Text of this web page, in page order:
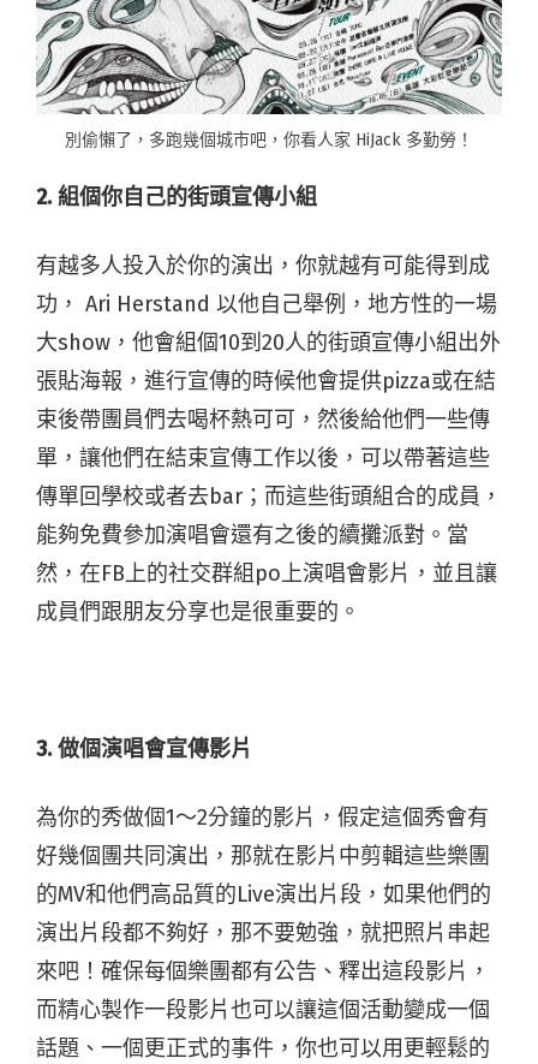
別偷懶了，多跑幾個城市吧，你看人家 HiJack 多勤勞！
2. 組個你自己的街頭宣傳小組
有越多人投入於你的演出，你就越有可能得到成
功， Ari Herstand 以他自己舉例，地方性的一場
大show，他會組個10到20人的街頭宣傳小組出外
張貼海報，進行宣傳的時候他會提供pizza或在結
束後帶團員們去喝杯熱可可，然後給他們一些傳
單，讓他們在結束宣傳工作以後，可以帶著這些
傳單回學校或者去bar；而這些街頭組合的成員，
能夠免費參加演唱會還有之後的續攤派對。當
然，在FB上的社交群組po上演唱會影片，並且讓
成員們跟朋友分享也是很重要的。
3. 做個演唱會宣傳影片
為你的秀做個1～2分鐘的影片，假定這個秀會有
好幾個團共同演出，那就在影片中剪輯這些樂團
的MV和他們高品質的Live演出片段，如果他們的
演出片段都不夠好，那不要勉強，就把照片串起
來吧！確保每個樂團都有公告、釋出這段影片，
而精心製作一段影片也可以讓這個活動變成一個
話題、一個更正式的事件，你也可以用更輕鬆的